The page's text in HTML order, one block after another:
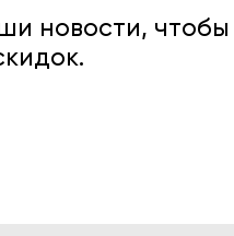
новости, чтобы